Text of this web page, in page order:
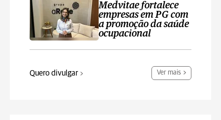
Medvitae fortalece
empresas em PG com
a promoção da saúde
ocupacional
Quero divulgar Ver mais